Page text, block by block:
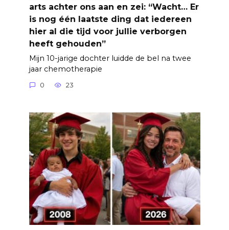
arts achter ons aan en zei: “Wacht… Er
is nog één laatste ding dat iedereen
hier al die tijd voor jullie verborgen
heeft gehouden”
Mijn 10-jarige dochter luidde de bel na twee
jaar chemotherapie
0 23